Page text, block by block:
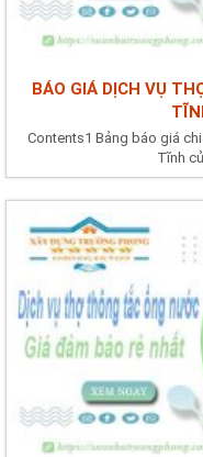
BÁO GIÁ DỊCH VỤ
Contents1 Bảng báo giá
Tĩnh